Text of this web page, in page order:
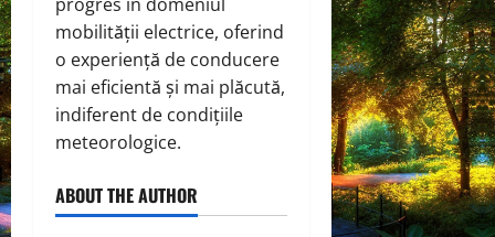
mobilității electrice, oferind
o experiență de conducere
mai eficientă și mai plăcută,
indiferent de condițiile
meteorologice.
ABOUT THE AUTHOR